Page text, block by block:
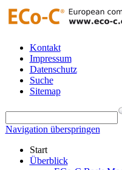
Kontakt
Impressum
Datenschutz
Suche
Sitemap
Navigation überspringen
Start
Überblick